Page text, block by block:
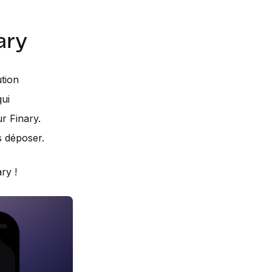
Finary.
déposer.
!